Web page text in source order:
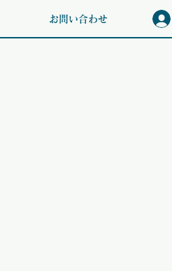
お問い合わせ